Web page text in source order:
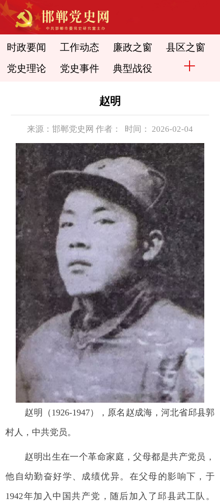
时政要闻 工作动态 廉政之窗 县区之窗
党史理论 党史事件 典型战役
赵明
来源：邯郸党史网 作者： 时间： 2026-02-04
赵明（1926-1947），原名赵成海，河北省邱县郭
村人，中共党员。
赵明出生在一个革命家庭，父母都是共产党员，
他自幼勤奋好学、成绩优异。在父母的影响下，于
1942年加入中国共产党，随后加入了邱县武工队。